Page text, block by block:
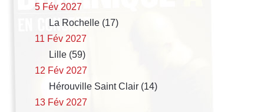
5 Fév 2027
La Rochelle (17)
11 Fév 2027
Lille (59)
12 Fév 2027
Hérouville Saint Clair (14)
13 Fév 2027